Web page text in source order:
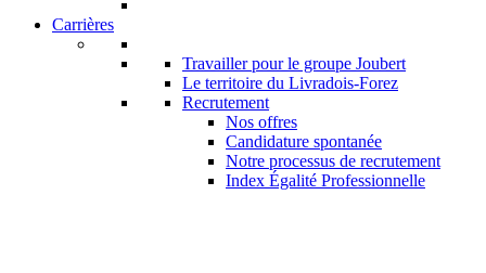
Carrières
Travailler pour le groupe Joubert
Le territoire du Livradois-Forez
Recrutement
Nos offres
Candidature spontanée
Notre processus de recrutement
Index Égalité Professionnelle